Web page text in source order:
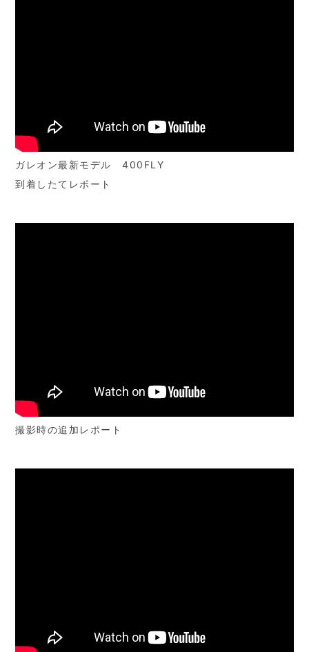
ガレオン最新モデル 400FLY
到着したてレポート
撮影時の追加レポート